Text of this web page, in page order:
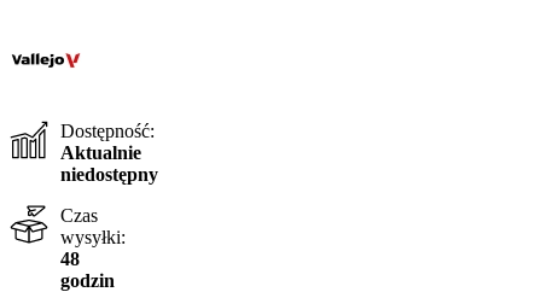
Dostępność:
Aktualnie
niedostępny
Czas
wysyłki:
48
godzin